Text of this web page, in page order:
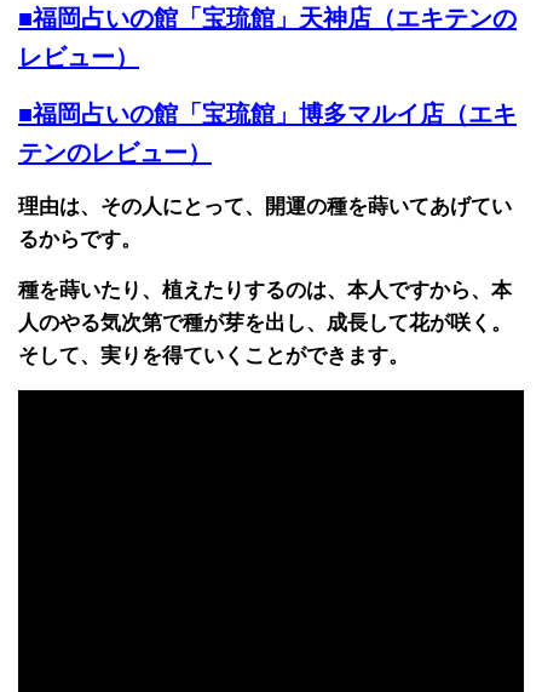
■福岡占いの館「宝琉館」天神店（エキテンの
レビュー）
■福岡占いの館「宝琉館」博多マルイ店（エキ
テンのレビュー）
理由は、その人にとって、開運の種を蒔いてあげてい
るからです。
種を蒔いたり、植えたりするのは、本人ですから、本
人のやる気次第で種が芽を出し、成長して花が咲く。
そして、実りを得ていくことができます。